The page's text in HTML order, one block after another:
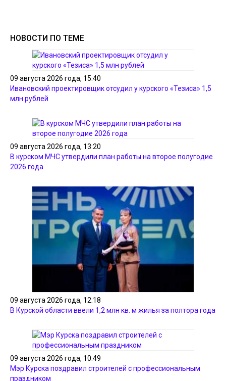
НОВОСТИ ПО ТЕМЕ
09 августа 2026 года, 15:40
Ивановский проектировщик отсудил у курского «Тезиса» 1,5
млн рублей
09 августа 2026 года, 13:20
В курском МЧС утвердили план работы на второе полугодие
2026 года
09 августа 2026 года, 12:18
В Курской области ввели 1,2 млн кв. м жилья за полтора года
09 августа 2026 года, 10:49
Мэр Курска поздравил строителей с профессиональным
праздником